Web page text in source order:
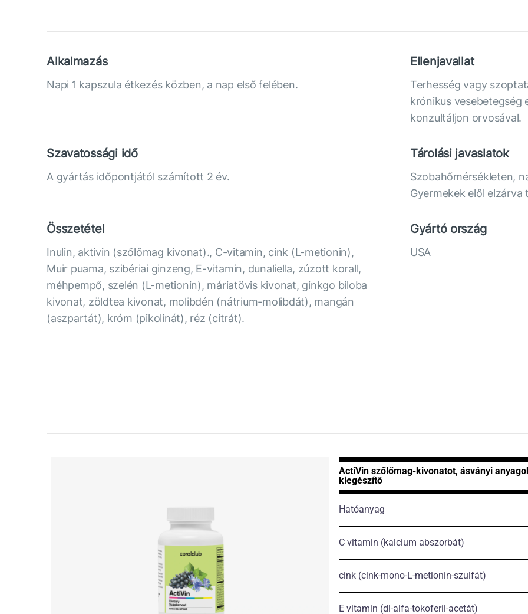
Alkalmazás
Napi 1 kapszula étkezés közben, a nap első felében.
Ellenjavallat
Terhesség vagy
krónikus vesebetegség
konzultáljon orvosával.
Szavatossági idő
A gyártás időpontjától számított 2 év.
Tárolási javaslatok
Szobahőmérsékleten,
Gyermekek elől elzárva
Összetétel
Inulin, aktivin (szőlőmag kivonat)., C-vitamin, cink (L-metionin),
Muir puama, szibériai ginzeng, E-vitamin, dunaliella, zúzott korall,
méhpempő, szelén (L-metionin), máriatövis kivonat, ginkgo biloba
kivonat, zöldtea kivonat, molibdén (nátrium-molibdát), mangán
(aszpartát), króm (pikolinát), réz (citrát).
Gyártó ország
USA
ActiVin szőlőmag-kivonatot, ásványi
kiegészítő
Hatóanyag
C vitamin (kalcium abszorbát)
cink (cink-mono-L-metionin-szulfát)
E vitamin (dl-alfa-tokoferil-acetát)